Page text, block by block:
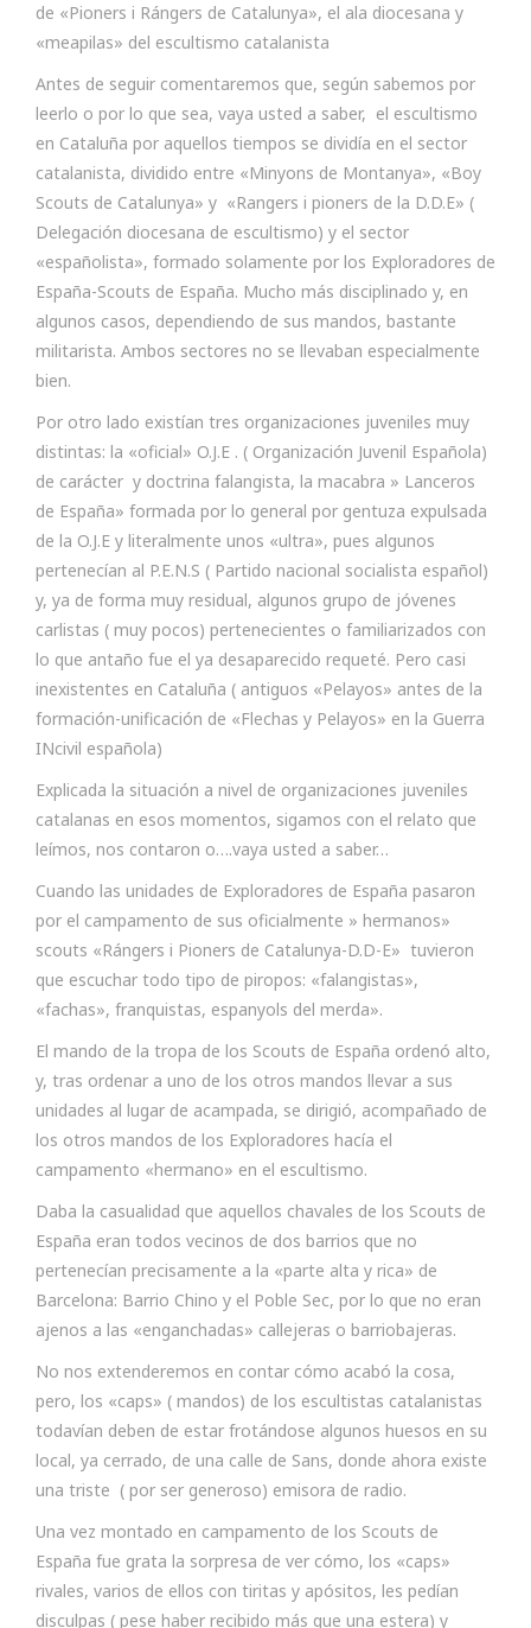
de «Pioners i Rángers de Catalunya», el ala diocesana y
«meapilas» del escultismo catalanista
Antes de seguir comentaremos que, según sabemos por
leerlo o por lo que sea, vaya usted a saber, el escultismo
en Cataluña por aquellos tiempos se dividía en el sector
catalanista, dividido entre «Minyons de Montanya», «Boy
Scouts de Catalunya» y «Rangers i pioners de la D.D.E» (
Delegación diocesana de escultismo) y el sector
«españolista», formado solamente por los Exploradores de
España-Scouts de España. Mucho más disciplinado y, en
algunos casos, dependiendo de sus mandos, bastante
militarista. Ambos sectores no se llevaban especialmente
bien.
Por otro lado existían tres organizaciones juveniles muy
distintas: la «oficial» O.J.E . ( Organización Juvenil Española)
de carácter y doctrina falangista, la macabra » Lanceros
de España» formada por lo general por gentuza expulsada
de la O.J.E y literalmente unos «ultra», pues algunos
pertenecían al P.E.N.S ( Partido nacional socialista español)
y, ya de forma muy residual, algunos grupo de jóvenes
carlistas ( muy pocos) pertenecientes o familiarizados con
lo que antaño fue el ya desaparecido requeté. Pero casi
inexistentes en Cataluña ( antiguos «Pelayos» antes de la
formación-unificación de «Flechas y Pelayos» en la Guerra
INcivil española)
Explicada la situación a nivel de organizaciones juveniles
catalanas en esos momentos, sigamos con el relato que
leímos, nos contaron o….vaya usted a saber…
Cuando las unidades de Exploradores de España pasaron
por el campamento de sus oficialmente » hermanos»
scouts «Rángers i Pioners de Catalunya-D.D-E» tuvieron
que escuchar todo tipo de piropos: «falangistas»,
«fachas», franquistas, espanyols del merda».
El mando de la tropa de los Scouts de España ordenó alto,
y, tras ordenar a uno de los otros mandos llevar a sus
unidades al lugar de acampada, se dirigió, acompañado de
los otros mandos de los Exploradores hacía el
campamento «hermano» en el escultismo.
Daba la casualidad que aquellos chavales de los Scouts de
España eran todos vecinos de dos barrios que no
pertenecían precisamente a la «parte alta y rica» de
Barcelona: Barrio Chino y el Poble Sec, por lo que no eran
ajenos a las «enganchadas» callejeras o barriobajeras.
No nos extenderemos en contar cómo acabó la cosa,
pero, los «caps» ( mandos) de los escultistas catalanistas
todavían deben de estar frotándose algunos huesos en su
local, ya cerrado, de una calle de Sans, donde ahora existe
una triste ( por ser generoso) emisora de radio.
Una vez montado en campamento de los Scouts de
España fue grata la sorpresa de ver cómo, los «caps»
rivales, varios de ellos con tiritas y apósitos, les pedían
disculpas ( pese haber recibido más que una estera) y